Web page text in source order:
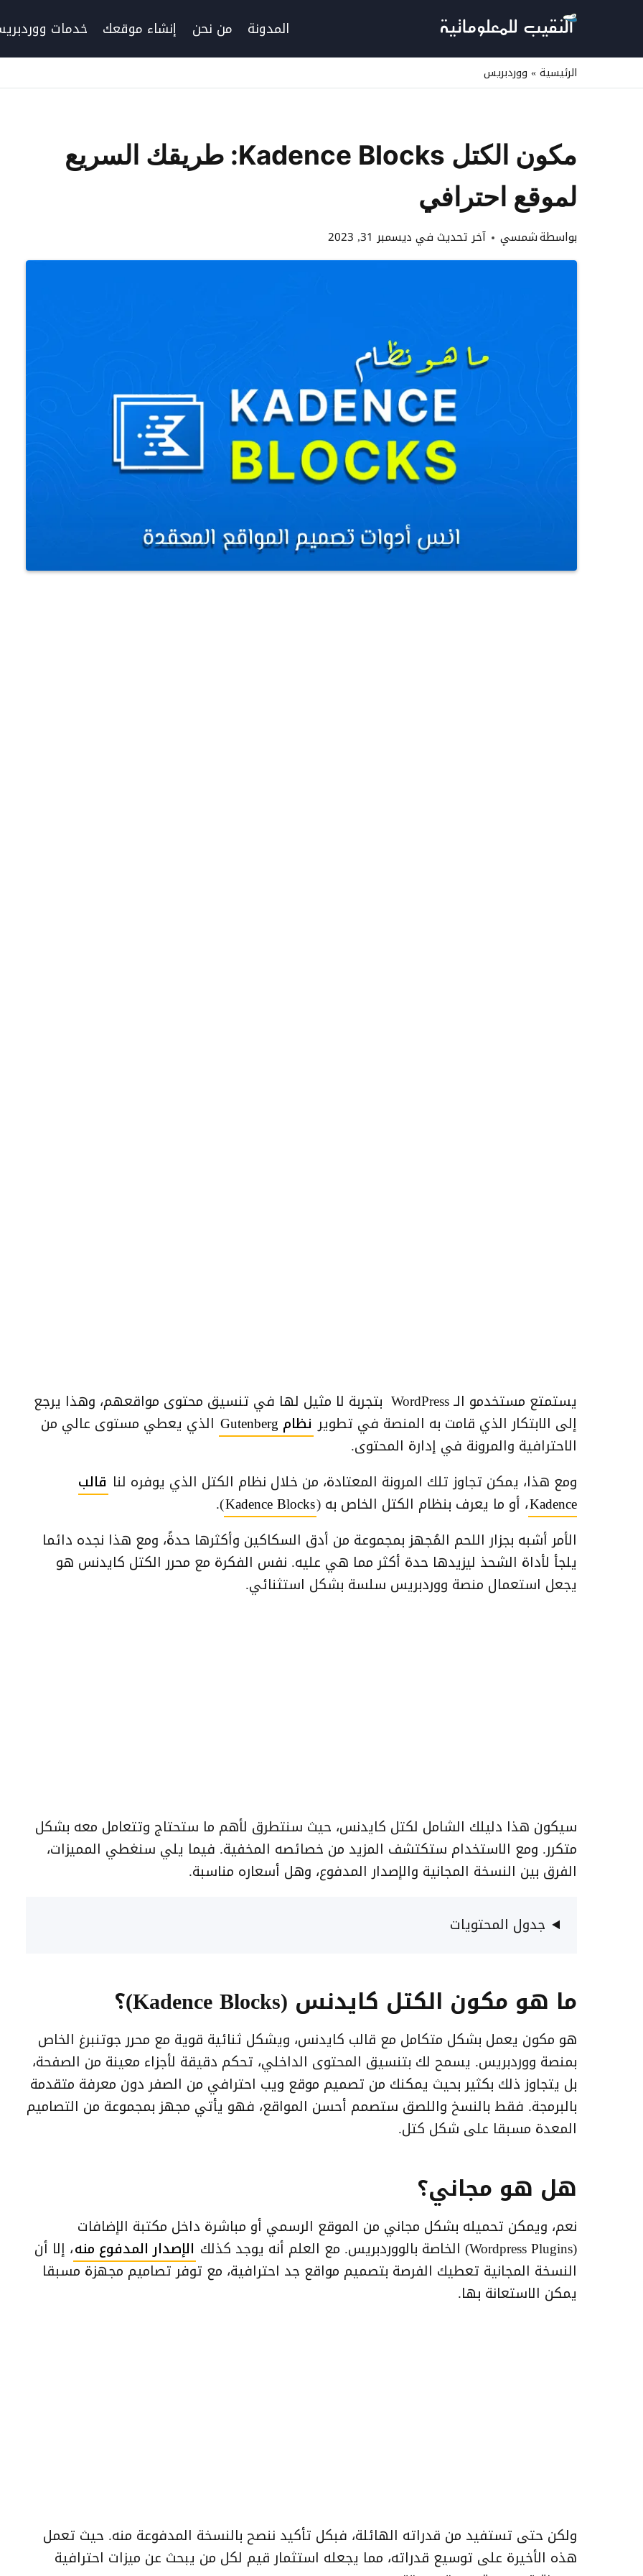
المحتوى
المدونة من نحن إنشاء موقعك خدمات
الرئيسية» ووردبريس
مكون الكتل Kadence Blocks: طريقك السريع
لموقع احترافي
بواسطةشمسي آخر تحديث في ديسمبر 31, 2023
يستمتع مستخدمو الـ WordPress بتجربة لا مثيل لها في تنسيق محتوى مواقعهم، وهذا يرجع
إلى الابتكار الذي قامت به المنصة في تطوير نظام Gutenberg
الذي يعطي مستوى عالي من
الاحترافية والمرونة في إدارة المحتوى.
ومع هذا، يمكن تجاوز تلك المرونة المعتادة، من خلال نظام الكتل الذي يوفره لنا قالب
Kadence، أو ما يعرف بنظام الكتل الخاص به (Kadence Blocks
).
الأمر أشبه بجزار اللحم المُجهز بمجموعة من أدق السكاكين وأكثرها حدةََ، ومع هذا نجده دائما
يلجأ لأداة الشحذ ليزيدها حدة أكثر مما هي عليه. نفس الفكرة مع محرر الكتل كايدنس هو
يجعل استعمال منصة ووردبريس سلسة بشكل استثنائي.
سيكون هذا دليلك الشامل لكتل كايدنس، حيث سنتطرق لأهم ما ستحتاج وتتعامل معه بشكل
متكرر. ومع الاستخدام ستكتشف المزيد من خصائصه المخفية. فيما يلي سنغطي المميزات،
الفرق بين النسخة المجانية والإصدار المدفوع، وهل أسعاره مناسبة.
جدول المحتويات
ما هو مكون الكتل كايدنس (Kadence Blocks)؟
هو مكون يعمل بشكل متكامل مع قالب كايدنس، ويشكل ثنائية قوية مع محرر جوتنبرغ الخاص
بمنصة ووردبريس. يسمح لك بتنسيق المحتوى الداخلي، تحكم دقيقة لأجزاء معينة من الصفحة،
بل يتجاوز ذلك بكثير بحيث يمكنك من تصميم موقع ويب احترافي من الصفر دون معرفة متقدمة
بالبرمجة. فقط بالنسخ واللصق ستصمم أحسن المواقع، فهو يأتي مجهز بمجموعة من التصاميم
المعدة مسبقا على شكل كتل.
هل هو مجاني؟
نعم، ويمكن تحميله بشكل مجاني من الموقع الرسمي أو مباشرة داخل مكتبة الإضافات
(Wordpress Plugins) الخاصة بالووردبريس. مع العلم أنه يوجد كذلك
الإصدار المدفوع منه، إلا أن
النسخة المجانية تعطيك الفرصة بتصميم مواقع جد احترافية، مع توفر تصاميم مجهزة مسبقا
يمكن الاستعانة بها.
ولكن حتى تستفيد من قدراته الهائلة، فبكل تأكيد ننصح بالنسخة المدفوعة منه. حيث تعمل
هذه الأخيرة على توسيع قدراته، مما يجعله استثمار قيم لكل من يبحث عن ميزات احترافية
كيفية نقل موقع ووردبريس من
استضافة لأخرى خطوة بخطوة